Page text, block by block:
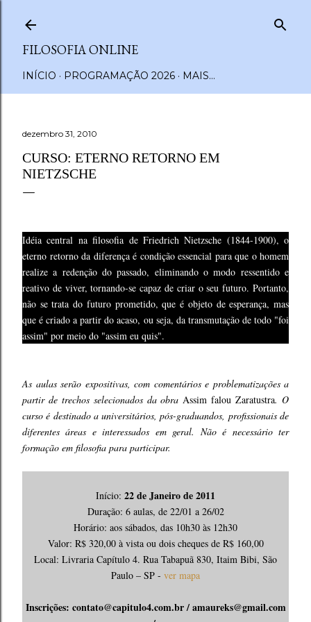
FILOSOFIA ONLINE
INÍCIO PROGRAMAÇÃO 2026 MAIS…
dezembro 31, 2010
CURSO: ETERNO RETORNO EM
NIETZSCHE
Idéia central na filosofia de Friedrich Nietzsche (1844-1900), o
eterno retorno da diferença é condição essencial para que o homem
realize a redenção do passado, eliminando o modo ressentido e
reativo de viver, tornando-se capaz de criar o seu futuro. Portanto,
não se trata do futuro prometido, que é objeto de esperança, mas
que é criado a partir do acaso, ou seja, da transmutação de todo "foi
assim" por meio do "assim eu quis".
As aulas serão expositivas, com comentários e problematizações a
partir de trechos selecionados da obraAssim falou Zaratustra. O
curso é destinado a universitários, pós-graduandos, profissionais de
diferentes áreas e interessados em geral. Não é necessário ter
formação em filosofia para participar.
Início: 22 de Janeiro de 2011
Duração: 6 aulas, de 22/01 a 26/02
Horário: aos sábados, das 10h30 às 12h30
Valor: R$ 320,00 à vista ou dois cheques de R$ 160,00
Local: Livraria Capítulo 4. Rua Tabapuã 830, Itaim Bibi, São
Paulo – SP - ver mapa
Inscrições: contato@capitulo4.com.br / amaureks@gmail.com